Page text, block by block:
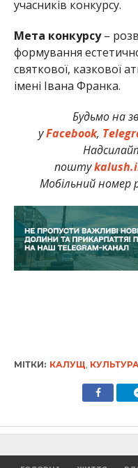
учасників конкурсу.
Мета конкурсу–
формування
святкової, казкової
імені Івана Франка.
Будьмо на
уFacebook,
пошту
Мобільний номер
МІТКИ: КАЛУЩ,